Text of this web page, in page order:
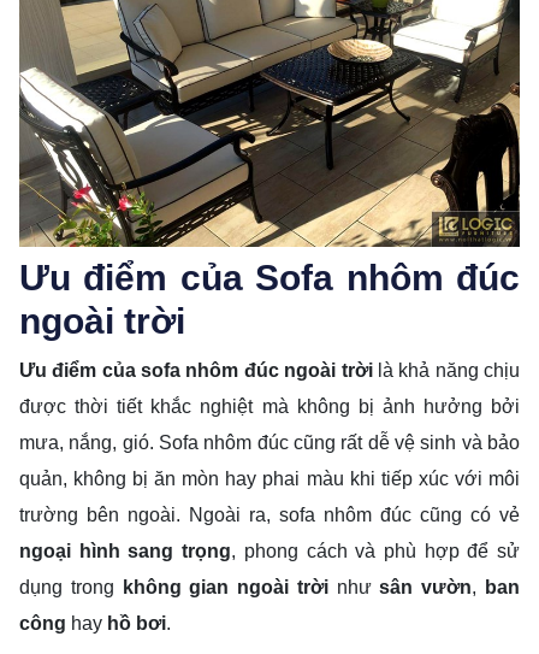
Ưu điểm của Sofa nhôm đúc
ngoài trời
Ưu điểm của sofa nhôm đúc ngoài trờilà khả năng chịu
được thời tiết khắc nghiệt mà không bị ảnh hưởng bởi
mưa, nắng, gió. Sofa nhôm đúc cũng rất dễ vệ sinh và bảo
quản, không bị ăn mòn hay phai màu khi tiếp xúc với môi
trường bên ngoài. Ngoài ra, sofa nhôm đúc cũng có vẻ
ngoại hình sang trọng, phong cách và phù hợp để sử
dụng trong
không gian ngoài trờinhưsân vườn,
ban
công hay hồ bơi.